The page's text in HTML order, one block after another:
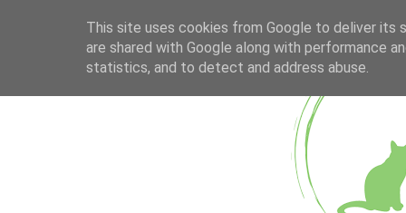
This site uses cookies from Google to deliver its
are shared with Google along with performance
statistics, and to detect and address abuse.